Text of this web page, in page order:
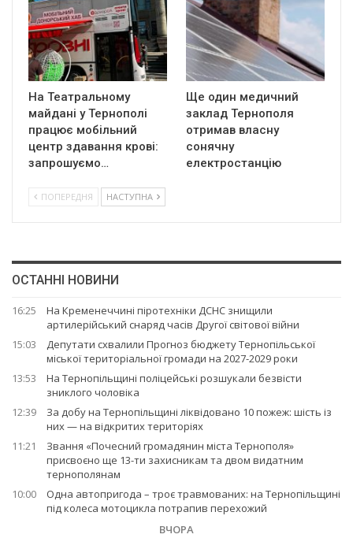
На Театральному
майдані у Тернополі
працює мобільний
центр здавання крові:
запрошуємо…
Ще один медичний
заклад Тернополя
отримав власну
сонячну
електростанцію
ПОПЕРЕДНЯ НАСТУПНА
ОСТАННІ НОВИНИ
16:25
На Кременеччині піротехніки ДСНС знищили
артилерійський снаряд часів Другої світової війни
15:03
Депутати схвалили Прогноз бюджету Тернопільської
міської територіальної громади на 2027-2029 роки
13:53
На Тернопільщині поліцейські розшукали безвісти
зниклого чоловіка
12:39
За добу на Тернопільщині ліквідовано 10 пожеж: шість із
них — на відкритих територіях
11:21
Звання «Почесний громадянин міста Тернополя»
присвоєно ще 13-ти захисникам та двом видатним
тернополянам
10:00
Одна автопригода – троє травмованих: на Тернопільщині
під колеса мотоцикла потрапив перехожий
ВЧОРА